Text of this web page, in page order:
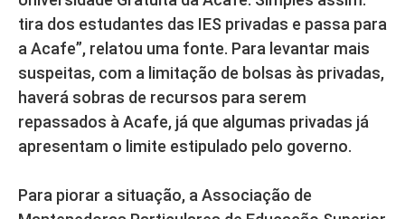
tira dos estudantes das IES privadas e passa para
a Acafe”, relatou uma fonte. Para levantar mais
suspeitas, com a limitação de bolsas às privadas,
haverá sobras de recursos para serem
repassados à Acafe, já que algumas privadas já
apresentam o limite estipulado pelo governo.
Para piorar a situação, a Associação de